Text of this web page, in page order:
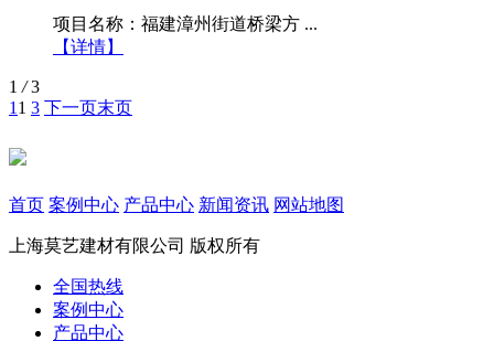
项目名称：福建漳州街道桥梁方 ...
【详情】
1 / 3
1 1 3 下一页末页
首页 案例中心 产品中心 新闻资讯 网站地图
上海莫艺建材有限公司 版权所有
全国热线
案例中心
产品中心